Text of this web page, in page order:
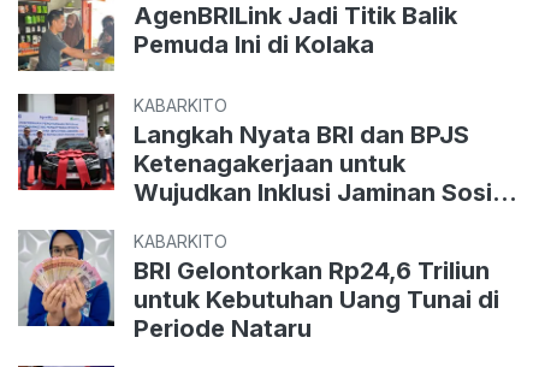
AgenBRILink Jadi Titik Balik
Pemuda Ini di Kolaka
KABARKITO
Langkah Nyata BRI dan BPJS
Ketenagakerjaan untuk
Wujudkan Inklusi Jaminan Sosial
KABARKITO
BRI Gelontorkan Rp24,6 Triliun
untuk Kebutuhan Uang Tunai di
Periode Nataru